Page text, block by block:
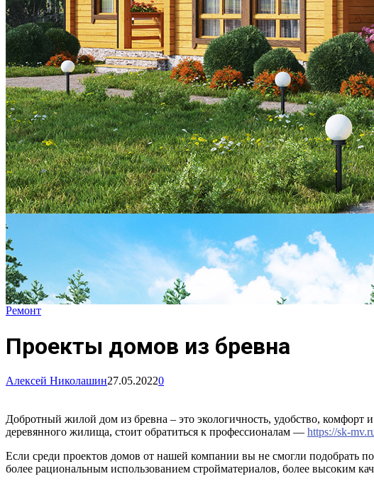
Ремонт
Проекты домов из бревна
Алексей Николашин27.05.20220
Добротный жилой дом из бревна – это экологичность, удобство,
деревянного жилища, стоит обратиться к профессионалам — https://sk-
Если среди проектов домов от нашей компании вы не смогли подобрать
более рациональным использованием стройматериалов, более высоким